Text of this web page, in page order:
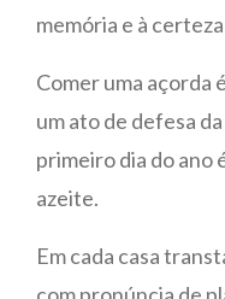
memória e à
Comer uma açorda
um ato de defesa
primeiro dia do ano
azeite.
Em cada casa